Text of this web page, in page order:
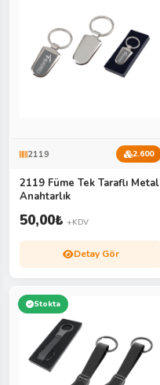
2119 2.600
2119 Füme Tek Taraflı Metal
Anahtarlık
50,00₺ +KDV
Detay Gör
Stokta